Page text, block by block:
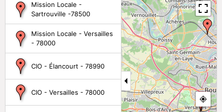
Mission Locale -
Sartrouville -78500
Mission Locale - Versailles
- 78000
CIO - Élancourt - 78990
CIO - Versailles - 78000